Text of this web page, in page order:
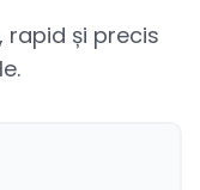
rapid și precis